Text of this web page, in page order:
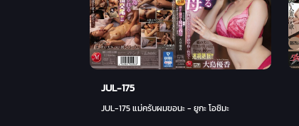
JUL-175
JUL-175 แม่ครับผมขอนะ - ยูกะ โอชิมะ